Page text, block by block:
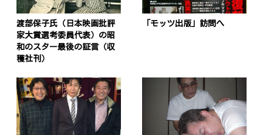
渡部保子氏（日本映画批評
家大賞選考委員代表）の昭
和のスター最後の証言（収
穫社刊）
「モッツ出版」訪問へ